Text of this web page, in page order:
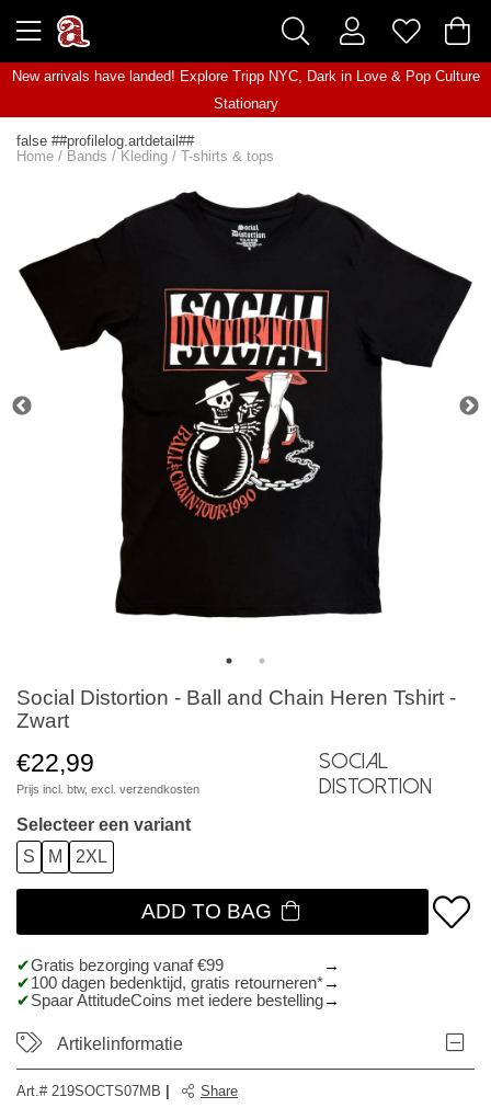
New arrivals have landed! Explore Tripp NYC, Dark in Love& Pop Culture
Stationary
false ##profilelog.artdetail##
Home / Bands / Kleding / T-shirts & tops
Social Distortion - Ball and Chain Heren Tshirt -
Zwart
€22,99
Prijs incl. btw, excl. verzendkosten
Social
Distortion
Selecteer een variant
S
M 2XL
ADD TO BAG
Gratis bezorging vanaf €99
100 dagen bedenktijd, gratis retourneren*
Spaar AttitudeCoins met iedere bestelling
Artikelinformatie
Art.# 219SOCTS07MB Share